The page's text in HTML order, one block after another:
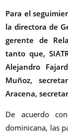
Para el
la directora de
gerente de
tanto que,
Alejandro
Muñoz,
Aracena,
De acuerdo
dominicana, las